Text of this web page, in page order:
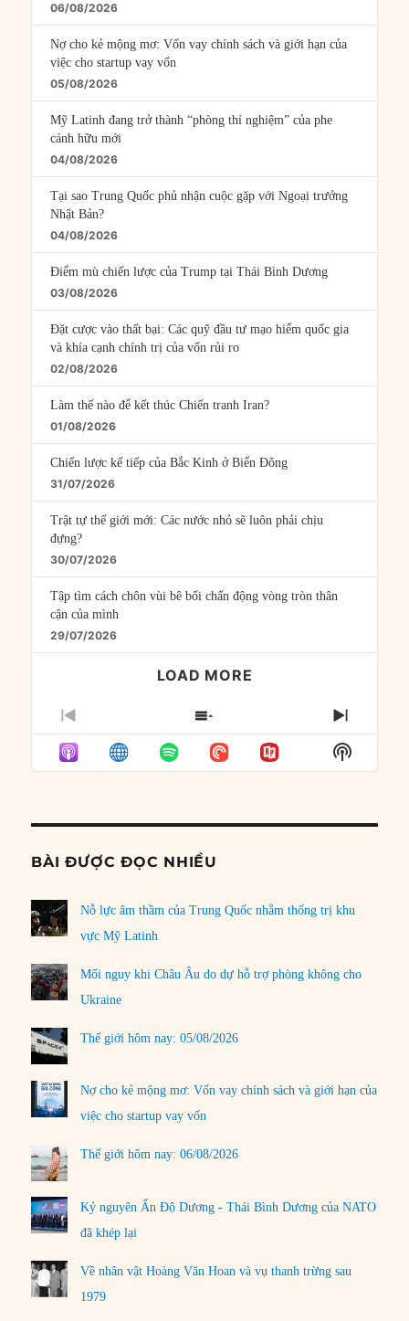
06/08/2026
Nợ cho kẻ mộng mơ: Vốn vay chính sách và giới hạn của
việc cho startup vay vốn
05/08/2026
Mỹ Latinh đang trở thành “phòng thí nghiệm” của phe
cánh hữu mới
04/08/2026
Tại sao Trung Quốc phủ nhận cuộc gặp với Ngoại trưởng
Nhật Bản?
04/08/2026
Điểm mù chiến lược của Trump tại Thái Bình Dương
03/08/2026
Đặt cược vào thất bại: Các quỹ đầu tư mạo hiểm quốc gia
và khía cạnh chính trị của vốn rủi ro
02/08/2026
Làm thế nào để kết thúc Chiến tranh Iran?
01/08/2026
Chiến lược kế tiếp của Bắc Kinh ở Biển Đông
31/07/2026
Trật tự thế giới mới: Các nước nhỏ sẽ luôn phải chịu
đựng?
30/07/2026
Tập tìm cách chôn vùi bê bối chấn động vòng tròn thân
cận của mình
29/07/2026
LOAD MORE
PREVIOUS
EPISODE
SHOW
EPISODES
LIST
NEXT
Show
Podcast
BÀI ĐƯỢC ĐỌC NHIỀU
Nỗ lực âm thầm của Trung Quốc nhằm thống trị khu
vực Mỹ Latinh
Mối nguy khi Châu Âu do dự hỗ trợ phòng không cho
Ukraine
Thế giới hôm nay: 05/08/2026
Nợ cho kẻ mộng mơ: Vốn vay chính sách và giới hạn của
việc cho startup vay vốn
Thế giới hôm nay: 06/08/2026
Kỷ nguyên Ấn Độ Dương - Thái Bình Dương của NATO
đã khép lại
Về nhân vật Hoàng Văn Hoan và vụ thanh trừng sau
1979